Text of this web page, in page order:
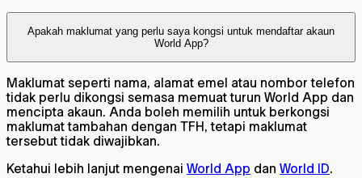
Apakah maklumat yang perlu saya kongsi untuk mendaftar akaun
World App?
Maklumat seperti nama, alamat emel atau nombor telefon
tidak perlu dikongsi semasa memuat turun World App dan
mencipta akaun. Anda boleh memilih untuk berkongsi
maklumat tambahan dengan TFH, tetapi maklumat
tersebut tidak diwajibkan.
Ketahui lebih lanjut mengenai World App dan World ID.